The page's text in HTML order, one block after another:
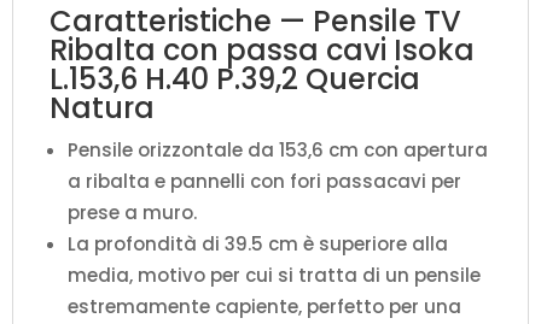
Caratteristiche — Pensile TV
Ribalta con passa cavi Isoka
L.153,6 H.40 P.39,2 Quercia
Natura
Pensile orizzontale da 153,6 cm con apertura
a ribalta e pannelli con fori passacavi per
prese a muro.
La profondità di 39.5 cm è superiore alla
media, motivo per cui si tratta di un pensile
estremamente capiente, perfetto per una